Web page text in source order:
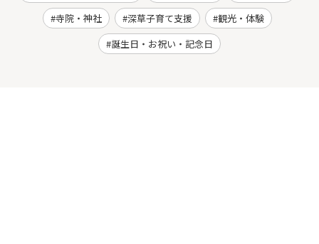
寺院・神社
深草子育て支援
観光・体験
誕生日・お祝い・記念日